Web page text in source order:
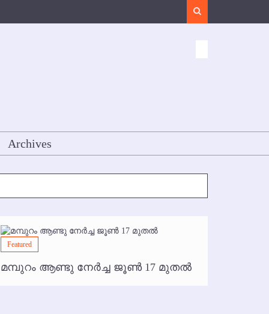
Archives
Featured
മമ്പുറം ആണ്ടു നേര്‍ച്ച ജൂണ്‍ 17 മുതല്‍